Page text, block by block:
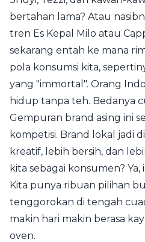
bertahan lama? Atau
tren Es Kepal Milo atau
sekarang entah ke mana
pola konsumsi kita,
yang "immortal". Orang
hidup tanpa teh. Bedanya
Gempuran brand asing ini
kompetisi. Brand lokal jadi
kreatif, lebih bersih, dan
kita sebagai konsumen?
Kita punya ribuan pilihan
tenggorokan di tengah
makin hari makin berasa
oven.